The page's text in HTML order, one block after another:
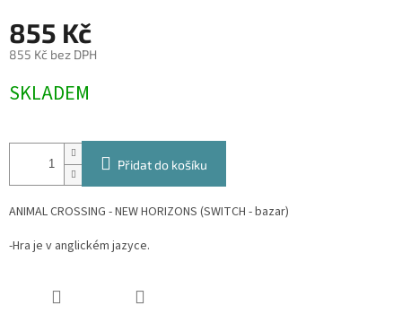
855 Kč
855 Kč bez DPH
cena:
SKLADEM
Přidat do košíku
ANIMAL CROSSING - NEW HORIZONS (SWITCH - bazar)
-Hra je v anglickém jazyce.